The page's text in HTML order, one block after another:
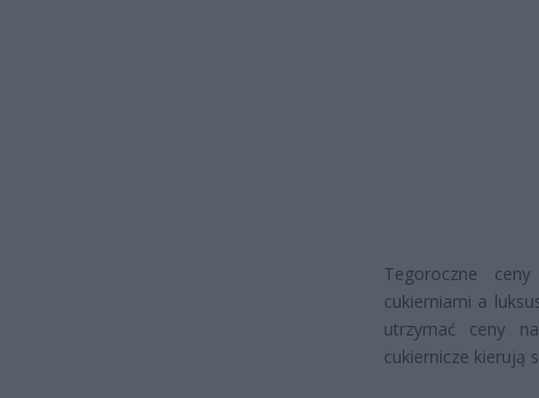
Tegoroczne
cukierniami a
utrzymać ceny
cukiernicze kierują